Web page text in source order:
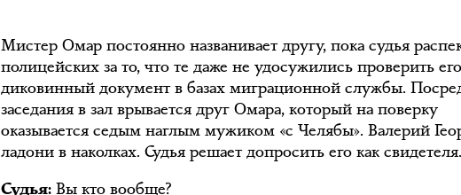
Мистер Омар постоянно названивает другу, пока судья
полицейских за то, что те даже не удосужились проверить его
диковинный документ в базах миграционной службы.
заседания в зал врывается друг Омара, который на поверку
оказывается седым наглым мужиком «с Челябы». Валерий
ладони в наколках. Судья решает допросить его как свидетеля.
Судья: Вы кто вообще?